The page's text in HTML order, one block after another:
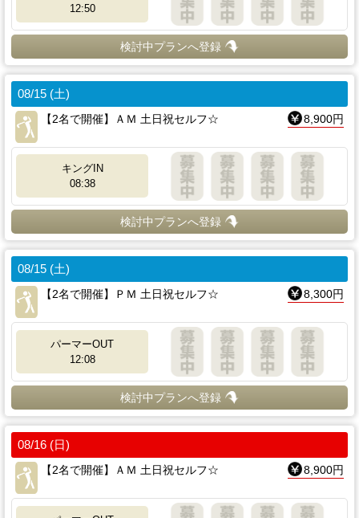
12:50
検討中プランへ登録
08/15 (土)
【2名で開催】ＡＭ 土日祝セルフ☆
8,900円
キングIN
08:38
検討中プランへ登録
08/15 (土)
【2名で開催】ＰＭ 土日祝セルフ☆
8,300円
パーマーOUT
12:08
検討中プランへ登録
08/16 (日)
【2名で開催】ＡＭ 土日祝セルフ☆
8,900円